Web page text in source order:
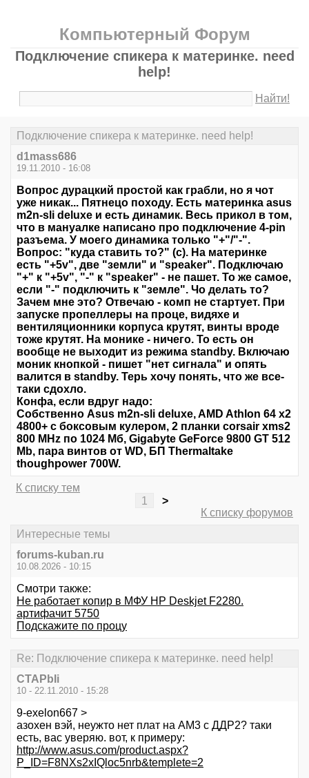
Компьютерный Форум
Подключение спикера к материнке. need
help!
Найти!
Подключение спикера к материнке. need help!
d1mass686
19.11.2010 - 16:08
Вопрос дурацкий простой как грабли, но я чот
уже никак... Пятнецо походу. Есть материнка asus
m2n-sli deluxe и есть динамик. Весь прикол в том,
что в мануалке написано про подключение 4-pin
разъема. У моего динамика только "+"/"-".
Вопрос: "куда ставить то?" (с). На материнке
есть "+5v", две "земли" и "speaker". Подключаю
"+" к "+5v", "-" к "speaker" - не пашет. То же самое,
если "-" подключить к "земле". Чо делать то?
Зачем мне это? Отвечаю - комп не стартует. При
запуске пропеллеры на проце, видяхе и
вентиляционники корпуса крутят, винты вроде
тоже крутят. На монике - ничего. То есть он
вообще не выходит из режима standby. Включаю
моник кнопкой - пишет "нет сигнала" и опять
валится в standby. Терь хочу понять, что же все-
таки сдохло.
Конфа, если вдруг надо:
Собственно Asus m2n-sli deluxe, AMD Athlon 64 x2
4800+ с боксовым кулером, 2 планки corsair xms2
800 MHz по 1024 Мб, Gigabyte GeForce 9800 GT 512
Mb, пара винтов от WD, БП Thermaltake
thoughpower 700W.
К списку тем
1
>
К списку форумов
Интересные темы
forums-kuban.ru
10.08.2026 - 10:15
Смотри также:
Не работает копир в МФУ HP Deskjet F2280.
артифачит 5750
Подскажите по процу
Re: Подключение спикера к материнке. need help!
CTAPbIi
10 - 22.11.2010 - 15:28
9-exelon667 >
азохен вэй, неужто нет плат на АМ3 с ДДР2? таки
есть, вас уверяю. вот, к примеру:
http://www.asus.com/product.aspx?
P_ID=F8NXs2xIQloc5nrb&templete=2